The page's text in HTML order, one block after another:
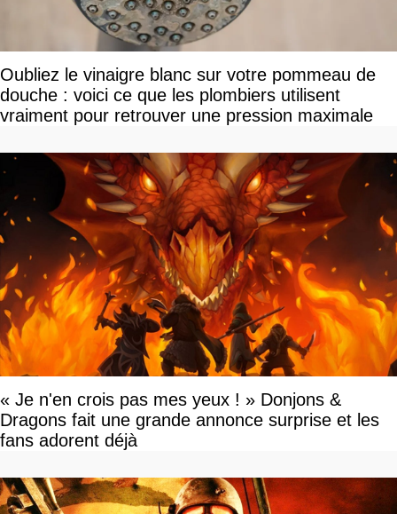
Oubliez le vinaigre blanc sur votre pommeau de
douche : voici ce que les plombiers utilisent
vraiment pour retrouver une pression maximale
« Je n'en crois pas mes yeux ! » Donjons &
Dragons fait une grande annonce surprise et les
fans adorent déjà